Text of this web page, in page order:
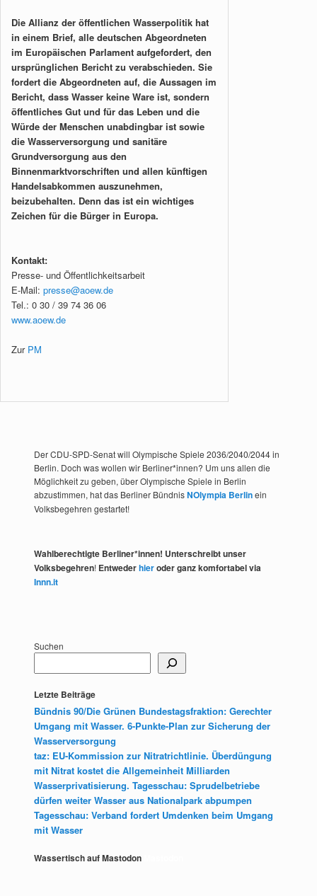
Die Allianz der öffentlichen Wasserpolitik hat
in einem Brief, alle deutschen Abgeordneten
im Europäischen Parlament aufgefordert, den
ursprünglichen Bericht zu verabschieden. Sie
fordert die Abgeordneten auf, die Aussagen im
Bericht, dass Wasser keine Ware ist, sondern
öffentliches Gut und für das Leben und die
Würde der Menschen unabdingbar ist sowie
die Wasserversorgung und sanitäre
Grundversorgung aus den
Binnenmarktvorschriften und allen künftigen
Handelsabkommen auszunehmen,
beizubehalten. Denn das ist ein wichtiges
Zeichen für die Bürger in Europa.
Kontakt:
Presse- und Öffentlichkeitsarbeit
E-Mail: presse@aoew.de
Tel.: 0 30 / 39 74 36 06
www.aoew.de
Zur PM
Der CDU-SPD-Senat will Olympische Spiele 2036/2040/2044 in
Berlin. Doch was wollen wir Berliner*innen? Um uns allen die
Möglichkeit zu geben, über Olympische Spiele in Berlin
abzustimmen, hat das Berliner BündnisNOlympia Berlinein
Volksbegehren gestartet!
Wahlberechtigte Berliner*innen! Unterschreibt unser
Volksbegehren! Entwederhieroder ganz komfortabel via
Innn.it
Suchen
Letzte Beiträge
Bündnis 90/Die Grünen Bundestagsfraktion: Gerechter
Umgang mit Wasser. 6-Punkte-Plan zur Sicherung der
Wasserversorgung
taz: EU-Kommission zur Nitratrichtlinie. Überdüngung
mit Nitrat kostet die Allgemeinheit Milliarden
Wasserprivatisierung. Tagesschau: Sprudelbetriebe
dürfen weiter Wasser aus Nationalpark abpumpen
Tagesschau: Verband fordert Umdenken beim Umgang
mit Wasser
Wassertisch auf Mastodon